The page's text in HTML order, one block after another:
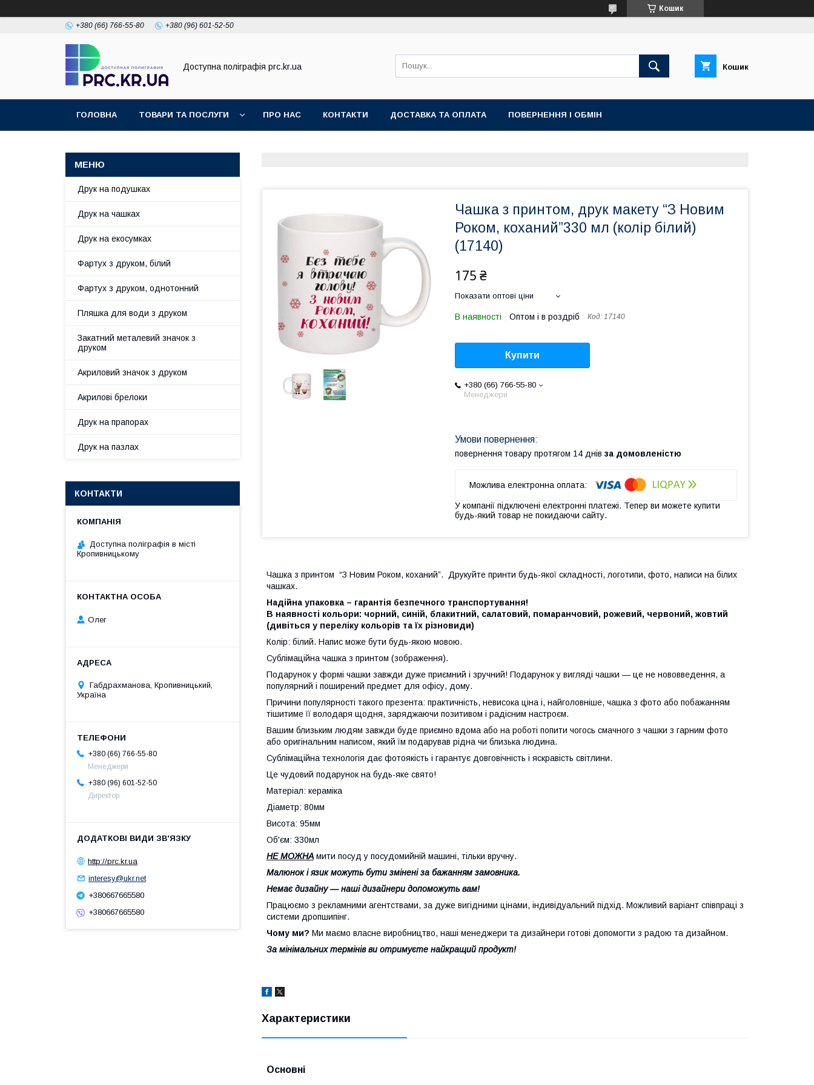
Кошик
+380 (66) 766-55-80 +380 (96) 601-52-50
Доступна поліграфія prc.kr.ua Кошик
ГОЛОВНА ТОВАРИ ТА ПОСЛУГИ ПРО НАС КОНТАКТИ ДОСТАВКА ТА ОПЛАТА ПОВЕРНЕННЯ І ОБМІН
Чашка з принтом, друк макету “З Новим
Роком, коханий”330 мл (колір білий)
(17140)
175 ₴
Показати оптові ціни
В наявності Оптом і в роздріб Код: 17140
Купити
+380 (66) 766-55-80
Менеджери
повернення товару протягом 14 днів за домовленістю
У компанії підключені електронні платежі. Тепер ви можете купити
будь-який товар не покидаючи сайту.
Чашка з принтом “З Новим Роком, коханий”. Друкуйте принти будь-якої складності, логотипи, фото, написи на білих
чашках.
Надійна упаковка – гарантія безпечного транспортування!
В наявності кольори: чорний, синій, блакитний, салатовий, помаранчовий, рожевий, червоний, жовтий
(дивіться у переліку кольорів та їх різновиди)
Колір: білий. Напис може бути будь-якою мовою.
Сублімаційна чашка з принтом (зображення).
Подарунок у формі чашки завжди дуже приємний і зручний! Подарунок у вигляді чашки — це не нововведення, а
популярний і поширений предмет для офісу, дому.
Причини популярності такого презента: практичність, невисока ціна і, найголовніше, чашка з фото або побажанням
тішитиме її володаря щодня, заряджаючи позитивом і радісним настроєм.
Вашим близьким людям завжди буде приємно вдома або на роботі попити чогось смачного з чашки з гарним фото
або оригінальним написом, який їм подарував рідна чи близька людина.
Сублімаційна технологія дає фотоякість і гарантує довговічність і яскравість світлини.
Це чудовий подарунок на будь-яке свято!
Матеріал: кераміка
Діаметр: 80мм
Висота: 95мм
Об'єм: 330мл
НЕ МОЖНА мити посуд у посудомийній машині, тільки вручну.
Малюнок і язик можуть бути змінені за бажанням замовника.
Немає дизайну — наші дизайнери допоможуть вам!
Працюємо з рекламними агентствами, за дуже вигідними цінами, індивідуальний підхід. Можливий варіант співпраці з
системи дропшипінг.
Чому ми? Ми маємо власне виробництво, наші менеджери та дизайнери готові допомогти з радою та дизайном.
За мінімальних термінів ви отримуєте найкращий продукт!
Характеристики
Основні
Друк на подушках
Друк на чашках
Друк на екосумках
Фартух з друком, білий
Фартух з друком, однотонний
Пляшка для води з друком
Закатний металевий значок з
друком
Акриловий значок з друком
Акрилові брелоки
Друк на прапорах
Друк на пазлах
КОНТАКТИ
Доступна поліграфія в місті
Кропивницькому
Олег
Габдрахманова, Кропивницький,
Україна
+380 (66) 766-55-80
Менеджери
+380 (96) 601-52-50
Директор
http://prc.kr.ua
interesy@ukr.net
+380667665580
+380667665580